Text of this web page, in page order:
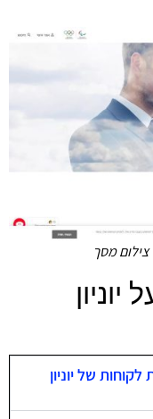
צילום מסך
של יוניון